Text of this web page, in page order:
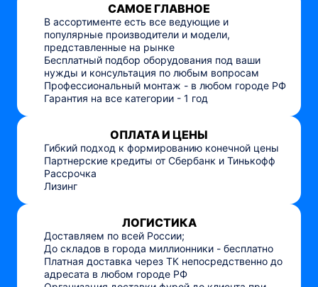
САМОЕ ГЛАВНОЕ
В ассортименте есть все ведующие и
популярные производители и модели,
представленные на рынке
Бесплатный подбор оборудования под ваши
нужды и консультация по любым вопросам
Профессиональный монтаж - в любом городе РФ
Гарантия на все категории - 1 год
ОПЛАТА И ЦЕНЫ
Гибкий подход к формированию конечной цены
Партнерские кредиты от Сбербанк и Тинькофф
Рассрочка
Лизинг
ЛОГИСТИКА
Доставляем по всей России;
До складов в города миллионники - бесплатно
Платная доставка через ТК непосредственно до
адресата в любом городе РФ